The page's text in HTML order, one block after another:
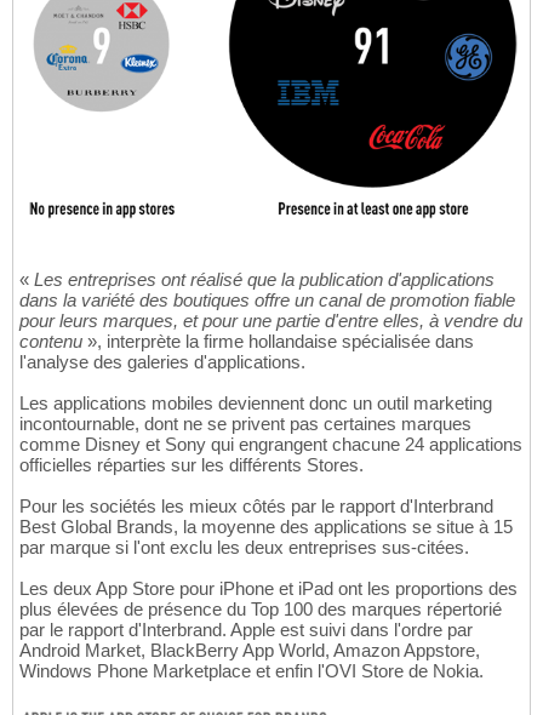
« Les entreprises ont réalisé que la publication d'applications
dans la variété des boutiques offre un canal de promotion fiable
pour leurs marques, et pour une partie d'entre elles, à vendre du
contenu », interprète la firme hollandaise spécialisée dans
l'analyse des galeries d'applications.
Les applications mobiles deviennent donc un outil marketing
incontournable, dont ne se privent pas certaines marques
comme Disney et Sony qui engrangent chacune 24 applications
officielles réparties sur les différents Stores.
Pour les sociétés les mieux côtés par le rapport d'Interbrand
Best Global Brands, la moyenne des applications se situe à 15
par marque si l'ont exclu les deux entreprises sus-citées.
Les deux App Store pour iPhone et iPad ont les proportions des
plus élevées de présence du Top 100 des marques répertorié
par le rapport d'Interbrand. Apple est suivi dans l'ordre par
Android Market, BlackBerry App World, Amazon Appstore,
Windows Phone Marketplace et enfin l'OVI Store de Nokia.